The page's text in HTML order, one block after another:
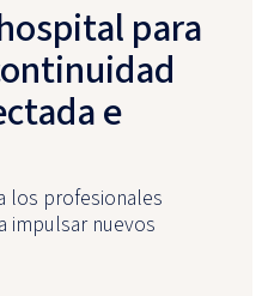
para
e
los profesionales
impulsar nuevos